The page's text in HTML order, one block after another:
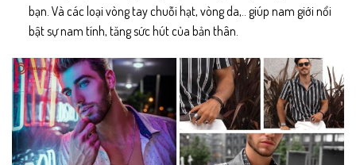
bạn. Và các loại vòng tay chuỗi hạt, vòng da,.. giúp nam giới nổi
bật sự nam tính, tăng sức hút của bản thân.